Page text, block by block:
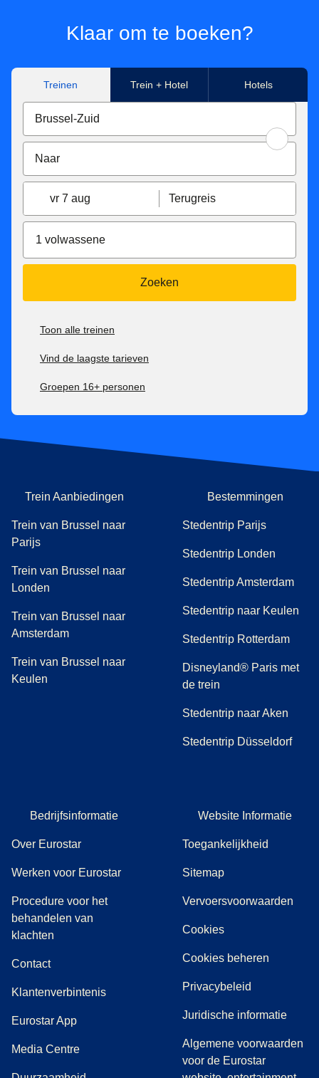
Klaar om te boeken?
Treinen Trein + Hotel Hotels
vr 7 aug Terugreis
1 volwassene
Zoeken
Toon alle treinen
Vind de laagste tarieven
Groepen 16+ personen
Trein Aanbiedingen
Trein van Brussel naar
Parijs
Trein van Brussel naar
Londen
Trein van Brussel naar
Amsterdam
Trein van Brussel naar
Keulen
Bestemmingen
Stedentrip Parijs
Stedentrip Londen
Stedentrip Amsterdam
Stedentrip naar Keulen
Stedentrip Rotterdam
Disneyland® Paris met
de trein
Stedentrip naar Aken
Stedentrip Düsseldorf
Bedrijfsinformatie
Over Eurostar
Werken voor Eurostar
Procedure voor het
behandelen van
klachten
Contact
Klantenverbintenis
Eurostar App
Media Centre( opent in een nieuwe tab)
Website Informatie
Toegankelijkheid
Sitemap
Vervoersvoorwaarden
Cookies
Cookies beheren
Privacybeleid
Juridische informatie
Algemene voorwaarden
voor de Eurostar